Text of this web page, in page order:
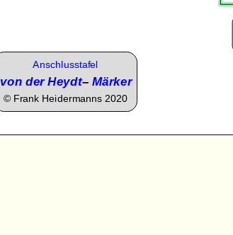
Anschlusstafel
von der Heydt–Märker
© Frank Heidermanns 2020